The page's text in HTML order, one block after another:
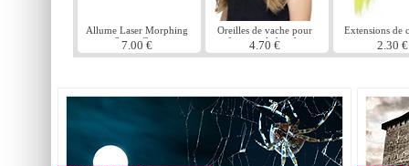
Allume Laser Morphing
Space Gun
7.00 €
Oreilles de vache pour
enfants sur le bandeau
4.70 €
Extensions de
jaune
2.30 €